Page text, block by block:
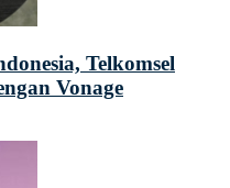
Telkomsel
Vonage